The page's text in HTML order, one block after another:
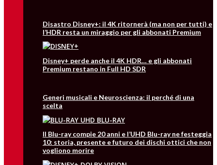
Disastro Disney+: il 4K ritornerà (ma non per tutti) e
l’HDR resta un miraggio per gli abbonati Premium
Disney+ perde anche il 4K HDR… e gli abbonati
Premium restano in Full HD SDR
Generi musicali e Neuroscienza: il perché di una
scelta
Il Blu-ray compie 20 anni e l’UHD Blu-ray ne festeggia
10: storia, presente e futuro dei dischi ottici che non
vogliono morire